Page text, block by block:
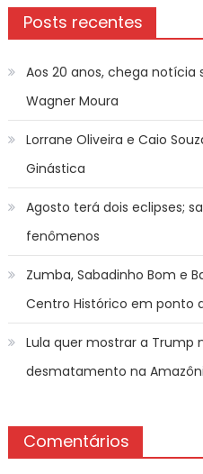
Posts recentes
Aos 20 anos, chega
Wagner Moura
Lorrane Oliveira e Caio
Ginástica
Agosto terá dois eclipses;
fenômenos
Zumba, Sabadinho Bom e
Centro Histórico em ponto
Lula quer mostrar a Trump
desmatamento na
Comentários